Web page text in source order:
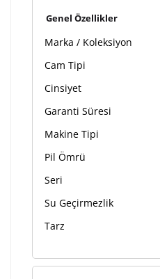
Genel Özellikler
Marka / Koleksiyon
Cam Tipi
Cinsiyet
Garanti Süresi
Makine Tipi
Pil Ömrü
Seri
Su Geçirmezlik
Tarz